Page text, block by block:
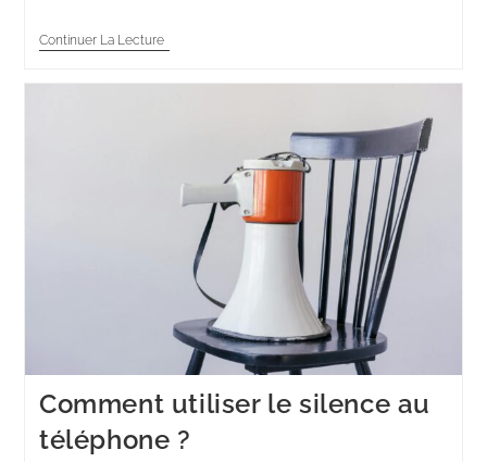
Continuer La Lecture
Comment utiliser le silence au
téléphone ?